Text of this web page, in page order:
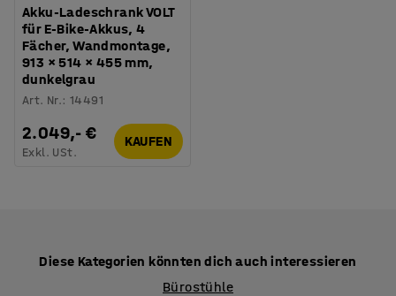
Akku-Ladeschrank VOLT
für E-Bike-Akkus, 4
Fächer, Wandmontage,
913 × 514 × 455 mm,
dunkelgrau
Art. Nr.:14491
2.049,- €
Exkl. USt.
KAUFEN
Diese Kategorien könnten dich auch interessieren
Bürostühle